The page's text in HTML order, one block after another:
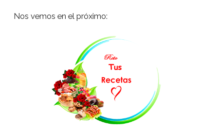
Nos vemos en el próximo: